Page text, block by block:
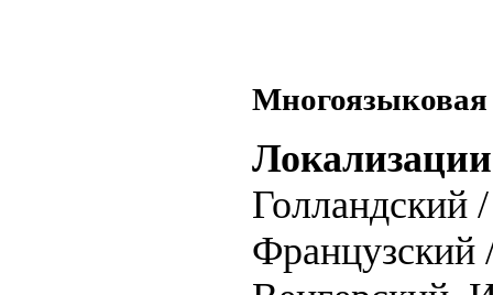
Локализации
Голландский